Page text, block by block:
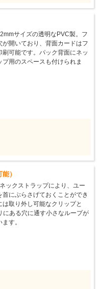
サイズの透明なPVC製。フ
が開いており、背面カードはフ
刷可能です。パック背面にネッ
プ用のスペースも付けられま
）
ックストラップにより、ユー
首にぶらさげておくことができ
は取り外し可能なクリップと
にある穴に通す小さなループが
す。